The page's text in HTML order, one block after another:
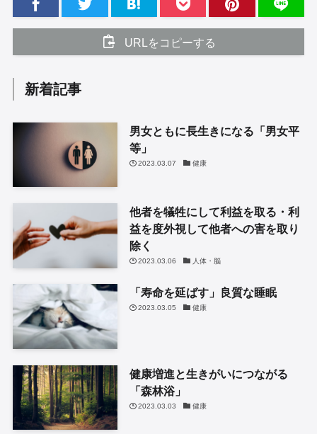
URLをコピーする
新着記事
男女ともに長生きになる「男女平
等」
2023.03.07 健康
他者を犠牲にして利益を取る・利
益を度外視して他者への害を取り
除く
2023.03.06 人体・脳
「寿命を延ばす」良質な睡眠
2023.03.05 健康
健康増進と生きがいにつながる
「森林浴」
2023.03.03 健康